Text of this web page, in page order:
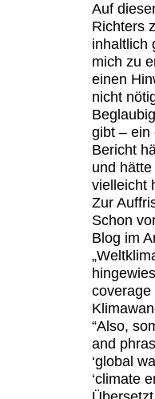
Auf
Richters
inhaltlich
mich zu
einen
nicht
gibt – ein
Bericht
und
vielleicht
Zur
Schon
Blog im
coverage
“Also,
and
‘global
‘climate